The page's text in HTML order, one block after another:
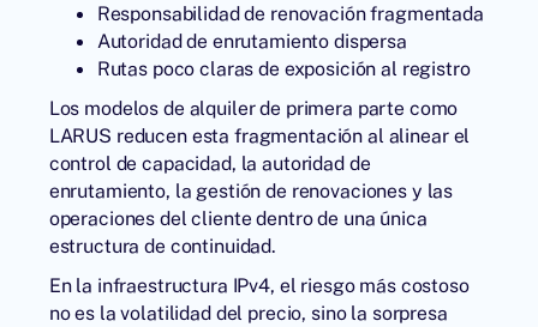
Responsabilidad de renovación fragmentada
Autoridad de enrutamiento dispersa
Rutas poco claras de exposición al registro
Los modelos de alquiler de primera parte como
LARUS reducen esta fragmentación al alinear el
control de capacidad, la autoridad de
enrutamiento, la gestión de renovaciones y las
operaciones del cliente dentro de una única
estructura de continuidad.
En la infraestructura IPv4, el riesgo más costoso
no es la volatilidad del precio, sino la sorpresa